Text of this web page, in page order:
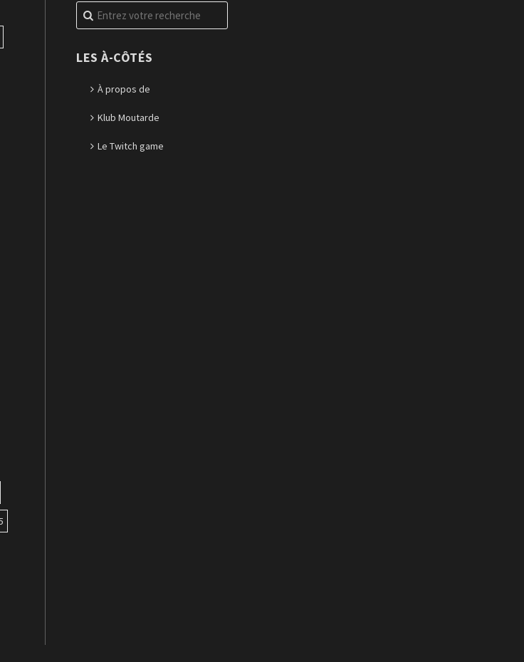
Recherche
pour
LES À-CÔTÉS
À propos de
Klub Moutarde
Le Twitch game